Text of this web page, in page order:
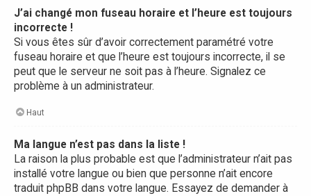
J’ai changé mon fuseau horaire et l’heure est toujours
incorrecte !
Si vous êtes sûr d’avoir correctement paramétré votre
fuseau horaire et que l’heure est toujours incorrecte, il se
peut que le serveur ne soit pas à l’heure. Signalez ce
problème à un administrateur.
Haut
Ma langue n’est pas dans la liste !
La raison la plus probable est que l’administrateur n’ait pas
installé votre langue ou bien que personne n’ait encore
traduit phpBB dans votre langue. Essayez de demander à